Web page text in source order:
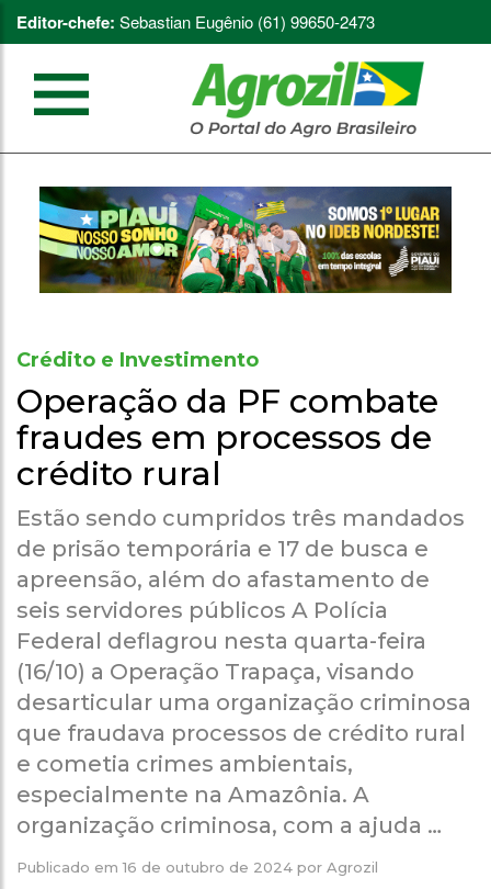
Editor-chefe: Sebastian Eugênio (61) 99650-2473
Crédito e Investimento
Operação da PF combate
fraudes em processos de
crédito rural
Estão sendo cumpridos três mandados
de prisão temporária e 17 de busca e
apreensão, além do afastamento de
seis servidores públicos A Polícia
Federal deflagrou nesta quarta-feira
(16/10) a Operação Trapaça, visando
desarticular uma organização criminosa
que fraudava processos de crédito rural
e cometia crimes ambientais,
especialmente na Amazônia. A
organização criminosa, com a ajuda …
Publicado em16 de outubro de 2024 por Agrozil